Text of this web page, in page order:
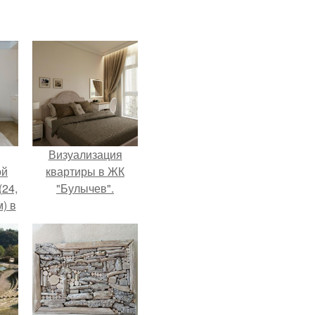
в
Визуализация
квартиры в ЖК
"Булычев".